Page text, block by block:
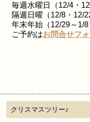
毎週水曜日（12/4・
隔週日曜（12/8・12/
年末年始（12/29～1/8
ご予約はお問合せフ
クリスマスツリー♪